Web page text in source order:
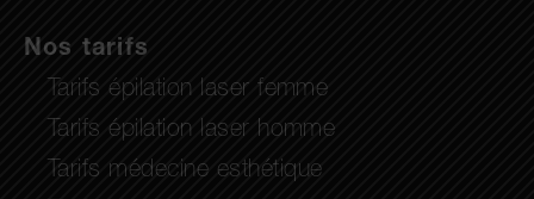
Nos tarifs
Tarifs épilation laser femme
Tarifs épilation laser homme
Tarifs médecine esthétique